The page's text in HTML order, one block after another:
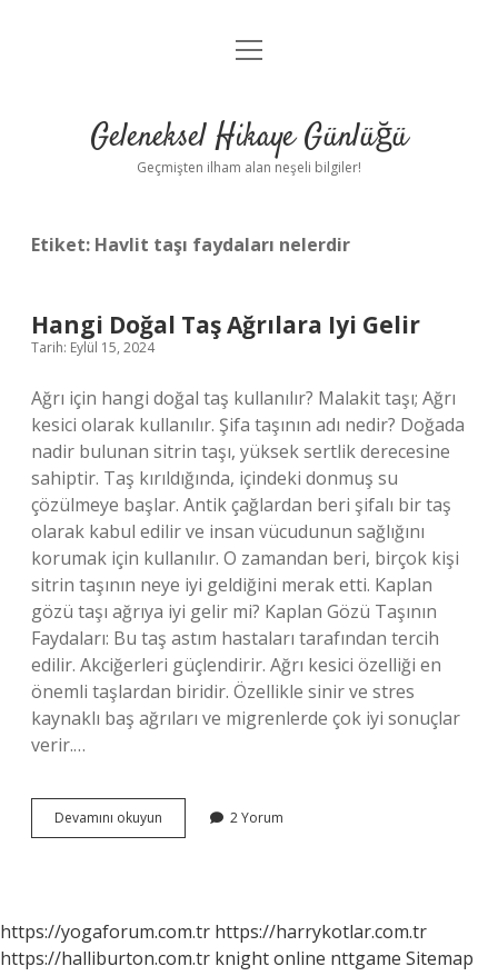
Anasayfa
Yasal Uyarı
menüyü
Geleneksel Hikaye Günlüğü
Geçmişten ilham alan neşeli bilgiler!
Etiket: Havlit taşı faydaları nelerdir
Hangi Doğal Taş Ağrılara Iyi Gelir
Tarih: Eylül 15, 2024
Ağrı için hangi doğal taş kullanılır? Malakit taşı; Ağrı
kesici olarak kullanılır. Şifa taşının adı nedir? Doğada
nadir bulunan sitrin taşı, yüksek sertlik derecesine
sahiptir. Taş kırıldığında, içindeki donmuş su
çözülmeye başlar. Antik çağlardan beri şifalı bir taş
olarak kabul edilir ve insan vücudunun sağlığını
korumak için kullanılır. O zamandan beri, birçok kişi
sitrin taşının neye iyi geldiğini merak etti. Kaplan
gözü taşı ağrıya iyi gelir mi? Kaplan Gözü Taşının
Faydaları: Bu taş astım hastaları tarafından tercih
edilir. Akciğerleri güçlendirir. Ağrı kesici özelliği en
önemli taşlardan biridir. Özellikle sinir ve stres
kaynaklı baş ağrıları ve migrenlerde çok iyi sonuçlar
verir.…
Devamını okuyun
Doğal
2 Yorum
https://yogaforum.com.tr https://harrykotlar.com.tr
https://halliburton.com.tr knight online nttgame Sitemap